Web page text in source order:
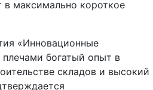
в максимально короткое
«Инновационные
богатый опыт в
складов и высокий